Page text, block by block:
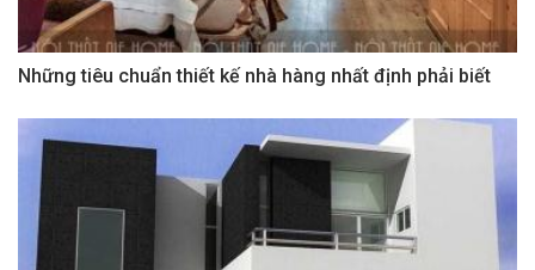
Những tiêu chuẩn thiết kế nhà hàng nhất định phải biết